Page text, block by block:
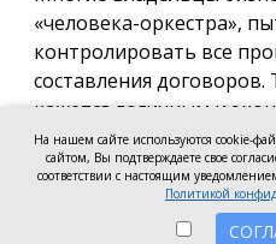
«человека-оркестра»,
контролировать все
составления
кажется логичным и
роста компании он
тормозом развития.
операционке, теряя
и масштабировании.
На нашем сайте используются cookie-
сайтом, Вы подтверждаете свое
соответствии с настоящим
Политикой